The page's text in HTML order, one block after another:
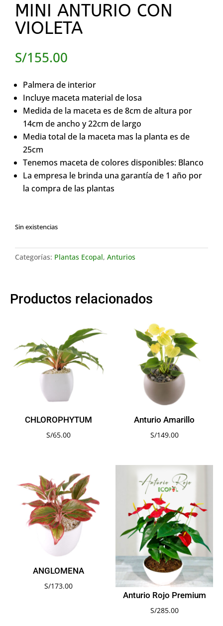
MINI ANTURIO CON
VIOLETA
S/155.00
Palmera de interior
Incluye maceta material de losa
Medida de la maceta es de 8cm de altura por
14cm de ancho y 22cm de largo
Media total de la maceta mas la planta es de
25cm
Tenemos maceta de colores disponibles: Blanco
La empresa le brinda una garantía de 1 año por
la compra de las plantas
Sin existencias
Categorías: Plantas Ecopal, Anturios
Productos relacionados
CHLOROPHYTUM
S/65.00
Anturio Amarillo
S/149.00
ANGLOMENA
S/173.00
Anturio Rojo Premium
S/285.00